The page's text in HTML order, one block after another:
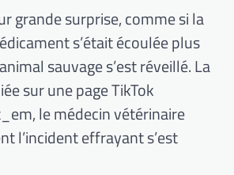
grande surprise, comme si la
s’était écoulée plus
sauvage s’est réveillé. La
sur une page TikTok
le médecin vétérinaire
l’incident effrayant s’est